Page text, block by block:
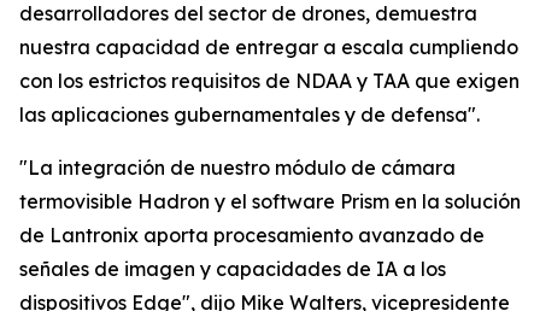
desarrolladores del sector de drones, demuestra
nuestra capacidad de entregar a escala cumpliendo
con los estrictos requisitos de NDAA y TAA que exigen
las aplicaciones gubernamentales y de defensa".
"La integración de nuestro módulo de cámara
termovisible Hadron y el software Prism en la solución
de Lantronix aporta procesamiento avanzado de
señales de imagen y capacidades de IA a los
dispositivos Edge", dijo Mike Walters, vicepresidente